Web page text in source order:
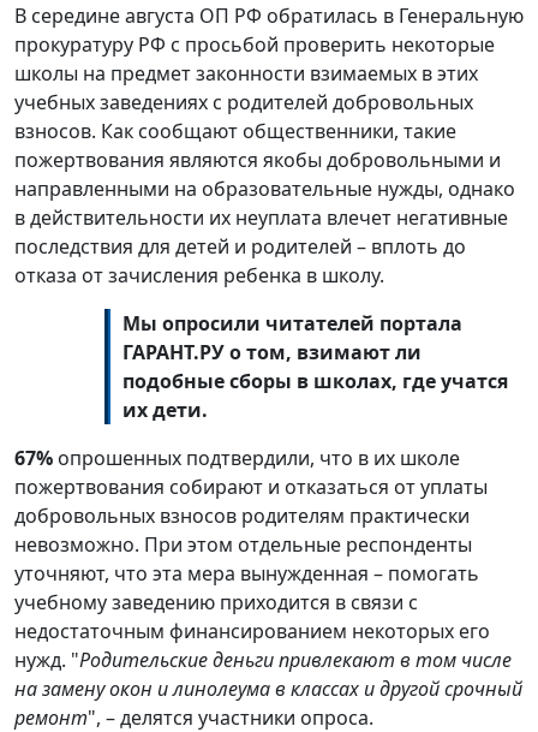
В середине августа ОП РФ обратилась в Генеральную
прокуратуру РФ с просьбой проверить некоторые
школы на предмет законности взимаемых в этих
учебных заведениях с родителей добровольных
взносов. Как сообщают общественники, такие
пожертвования являются якобы добровольными и
направленными на образовательные нужды, однако
в действительности их неуплата влечет негативные
последствия для детей и родителей – вплоть до
отказа от зачисления ребенка в школу.
Мы опросили читателей портала
ГАРАНТ.РУ о том, взимают ли
подобные сборы в школах, где учатся
их дети.
67% опрошенных подтвердили, что в их школе
пожертвования собирают и отказаться от уплаты
добровольных взносов родителям практически
невозможно. При этом отдельные респонденты
уточняют, что эта мера вынужденная – помогать
учебному заведению приходится в связи с
недостаточным финансированием некоторых его
нужд. "Родительские деньги привлекают в том числе
на замену окон и линолеума в классах и другой срочный
ремонт", – делятся участники опроса.